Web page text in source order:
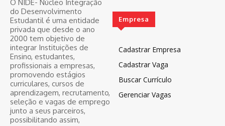
O NIDE- Núcleo Integração
do Desenvolvimento
Estudantil é uma entidade
privada que desde o ano
2000 tem objetivo de
integrar Instituições de
Ensino, estudantes,
profissionais a empresas,
promovendo estágios
curriculares, cursos de
aprendizagem, recrutamento,
seleção e vagas de emprego
junto a seus parceiros,
possibilitando assim,
Empresa
Cadastrar Empresa
Cadastrar Vaga
Buscar Currículo
Gerenciar Vagas